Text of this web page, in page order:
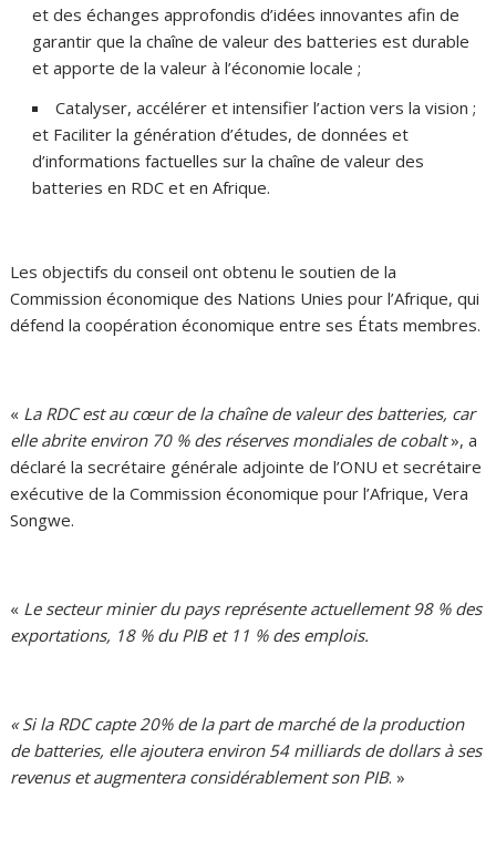
et des échanges approfondis d’idées innovantes afin de
garantir que la chaîne de valeur des batteries est durable
et apporte de la valeur à l’économie locale ;
Catalyser, accélérer et intensifier l’action vers la vision ;
et Faciliter la génération d’études, de données et
d’informations factuelles sur la chaîne de valeur des
batteries en RDC et en Afrique.
Les objectifs du conseil ont obtenu le soutien de la
Commission économique des Nations Unies pour l’Afrique, qui
défend la coopération économique entre ses États membres.
« La RDC est au cœur de la chaîne de valeur des batteries, car
elle abrite environ 70 % des réserves mondiales de cobalt», a
déclaré la secrétaire générale adjointe de l’ONU et secrétaire
exécutive de la Commission économique pour l’Afrique, Vera
Songwe.
« Le secteur minier du pays représente actuellement 98 % des
exportations, 18 % du PIB et 11 % des emplois.
« Si la RDC capte 20% de la part de marché de la production
de batteries, elle ajoutera environ 54 milliards de dollars à ses
revenus et augmentera considérablement son PIB. »